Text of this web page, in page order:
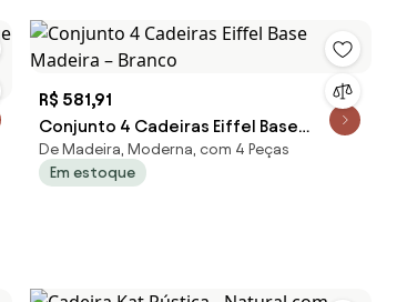
R$ 581,91
Conjunto 4 Cadeiras Eiffel Base
Madeira – Branco
De Madeira, Moderna, com 4 Peças
Em estoque